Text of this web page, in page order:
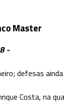
Master
-
defesas
Costa, na